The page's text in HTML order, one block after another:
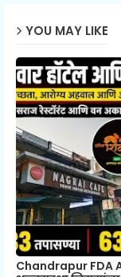
YOU MAY LIKE
Chandrapur FDA